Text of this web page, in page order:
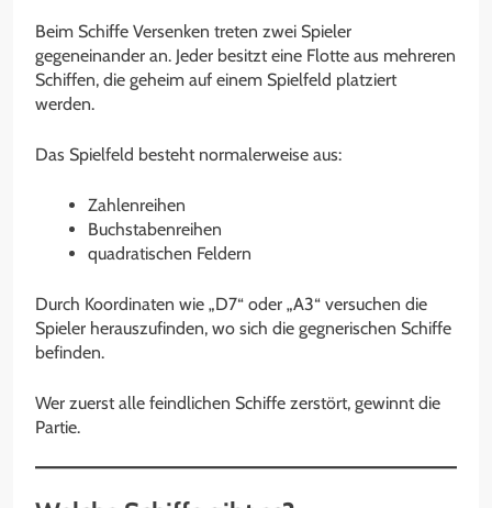
Beim Schiffe Versenken treten zwei Spieler
gegeneinander an. Jeder besitzt eine Flotte aus mehreren
Schiffen, die geheim auf einem Spielfeld platziert
werden.
Das Spielfeld besteht normalerweise aus:
Zahlenreihen
Buchstabenreihen
quadratischen Feldern
Durch Koordinaten wie „D7“ oder „A3“ versuchen die
Spieler herauszufinden, wo sich die gegnerischen Schiffe
befinden.
Wer zuerst alle feindlichen Schiffe zerstört, gewinnt die
Partie.